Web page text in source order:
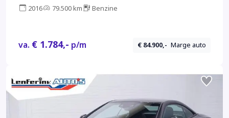
2016 79.500 km Benzine
va. € 1.784,- p/m € 84.900,- Marge auto